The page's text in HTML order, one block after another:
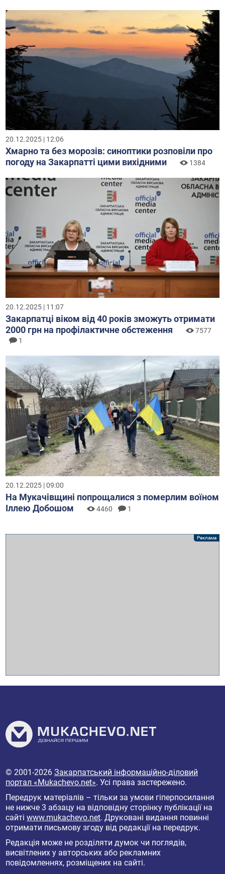
20.12.2025 | 12:06
Хмарно та без морозів: синоптики розповіли про
погоду на Закарпатті цими вихідними
1384
20.12.2025 | 11:07
Закарпатці віком від 40 років зможуть отримати
2000 грн на профілактичне обстеження
7577
1
20.12.2025 | 09:00
На Мукачівщині попрощалися з померлим воїном
Іллею Добошом
4460 1
© 2001-2026Закарпатський інформаційно-діловий
портал «Mukachevo.net». Усі права застережено.
Передрук матеріалів – тільки за умови гіперпосилання
не нижче 3 абзацу на відповідну сторінку публікації на
сайтіwww.mukachevo.net. Друковані видання повинні
отримати письмову згоду від редакції на передрук.
Редакція може не розділяти думок чи поглядів,
висвітлених у авторських або рекламних
повідомленнях, розміщених на сайті.